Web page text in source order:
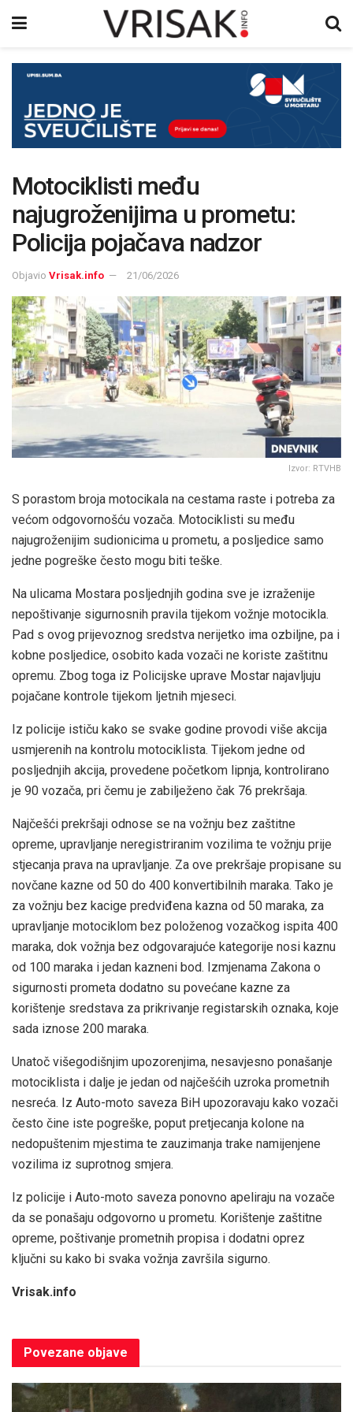
Motociklisti među
najugroženijima u prometu:
Policija pojačava nadzor
Objavio Vrisak.info 21/06/2026
Izvor: RTVHB
S porastom broja motocikala na cestama raste i potreba za
većom odgovornošću vozača. Motociklisti su među
najugroženijim sudionicima u prometu, a posljedice samo
jedne pogreške često mogu biti teške.
Na ulicama Mostara posljednjih godina sve je izraženije
nepoštivanje sigurnosnih pravila tijekom vožnje motocikla.
Pad s ovog prijevoznog sredstva nerijetko ima ozbiljne, pa i
kobne posljedice, osobito kada vozači ne koriste zaštitnu
opremu. Zbog toga iz Policijske uprave Mostar najavljuju
pojačane kontrole tijekom ljetnih mjeseci.
Iz policije ističu kako se svake godine provodi više akcija
usmjerenih na kontrolu motociklista. Tijekom jedne od
posljednjih akcija, provedene početkom lipnja, kontrolirano
je 90 vozača, pri čemu je zabilježeno čak 76 prekršaja.
Najčešći prekršaji odnose se na vožnju bez zaštitne
opreme, upravljanje neregistriranim vozilima te vožnju prije
stjecanja prava na upravljanje. Za ove prekršaje propisane su
novčane kazne od 50 do 400 konvertibilnih maraka. Tako je
za vožnju bez kacige predviđena kazna od 50 maraka, za
upravljanje motociklom bez položenog vozačkog ispita 400
maraka, dok vožnja bez odgovarajuće kategorije nosi kaznu
od 100 maraka i jedan kazneni bod. Izmjenama Zakona o
sigurnosti prometa dodatno su povećane kazne za
korištenje sredstava za prikrivanje registarskih oznaka, koje
sada iznose 200 maraka.
Unatoč višegodišnjim upozorenjima, nesavjesno ponašanje
motociklista i dalje je jedan od najčešćih uzroka prometnih
nesreća. Iz Auto-moto saveza BiH upozoravaju kako vozači
često čine iste pogreške, poput pretjecanja kolone na
nedopuštenim mjestima te zauzimanja trake namijenjene
vozilima iz suprotnog smjera.
Iz policije i Auto-moto saveza ponovno apeliraju na vozače
da se ponašaju odgovorno u prometu. Korištenje zaštitne
opreme, poštivanje prometnih propisa i dodatni oprez
ključni su kako bi svaka vožnja završila sigurno.
Vrisak.info
Povezane objave